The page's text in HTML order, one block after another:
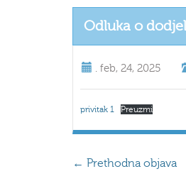
Odluka o
. feb, 24, 2025
privitak 1 Preuzmi
← Prethodna objava